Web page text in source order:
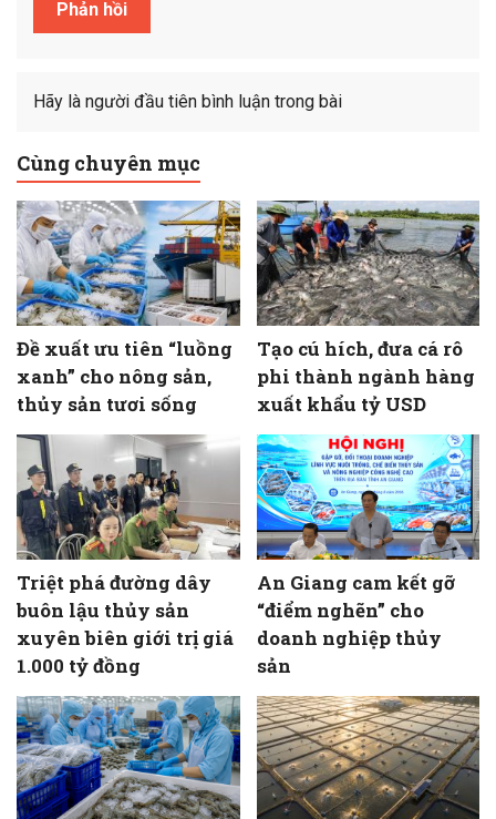
Hãy là người đầu tiên bình luận trong bài
Cùng chuyên mục
Đề xuất ưu tiên “luồng
xanh” cho nông sản,
thủy sản tươi sống
Tạo cú hích, đưa cá rô
phi thành ngành hàng
xuất khẩu tỷ USD
Triệt phá đường dây
buôn lậu thủy sản
xuyên biên giới trị giá
1.000 tỷ đồng
An Giang cam kết gỡ
“điểm nghẽn” cho
doanh nghiệp thủy
sản